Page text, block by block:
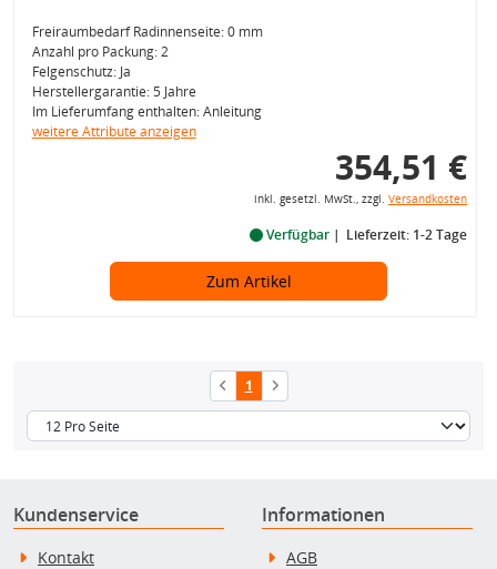
Freiraumbedarf Radinnenseite: 0 mm
Anzahl pro Packung: 2
Felgenschutz: Ja
Herstellergarantie: 5 Jahre
Im Lieferumfang enthalten: Anleitung
weitere Attribute anzeigen
354,51 €
inkl. gesetzl. MwSt., zzgl. Versandkosten
Verfügbar Lieferzeit: 1-2 Tage
Zum Artikel
1
Kundenservice
Kontakt
Informationen
AGB